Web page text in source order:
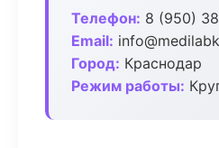
Телефон: 8 (950)
Email:
Город: Краснодар
Режим работы: